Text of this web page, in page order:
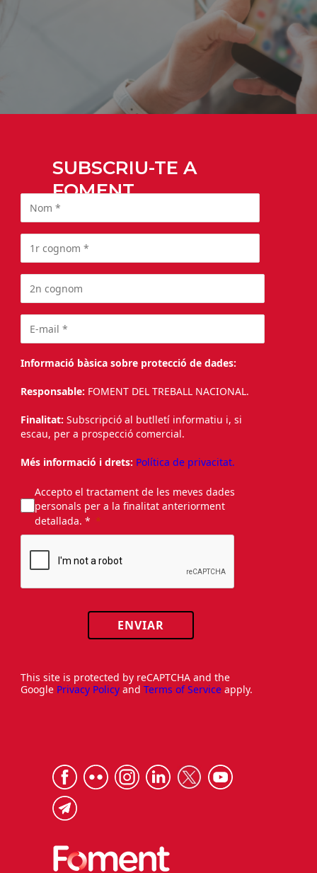
SUBSCRIU-TE A
FOMENT
Informació bàsica sobre protecció de dades:
Responsable: FOMENT DEL TREBALL NACIONAL.
Finalitat: Subscripció al butlletí informatiu i, si
escau, per a prospecció comercial.
Més informació i drets: Política de privacitat.
Accepto el tractament de les meves dades
personals per a la finalitat anteriorment
detallada. *
ENVIAR
This site is protected by reCAPTCHA and the
Google Privacy Policy and Terms of Service apply.